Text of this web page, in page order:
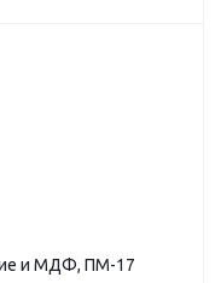
и МДФ, ПМ-17